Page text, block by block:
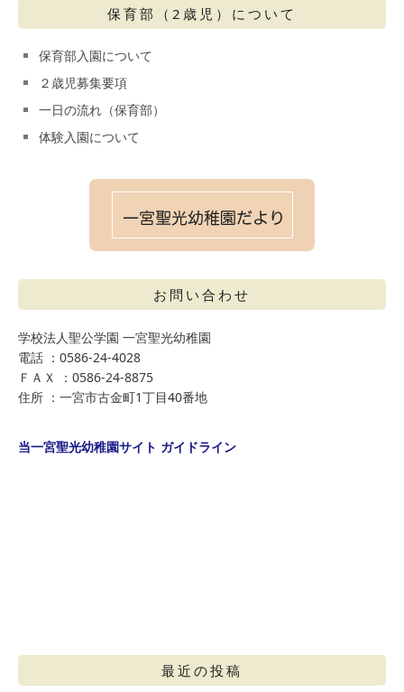
保育部（2歳児）について
保育部入園について
２歳児募集要項
一日の流れ（保育部）
体験入園について
お問い合わせ
学校法人聖公学園 一宮聖光幼稚園
電話 ：0586-24-4028
ＦＡＸ ：0586-24-8875
住所 ：一宮市古金町1丁目40番地
当一宮聖光幼稚園サイト ガイドライン
最近の投稿